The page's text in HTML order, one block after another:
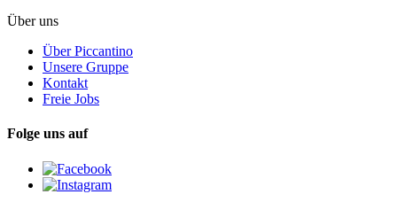
Über uns
Über Piccantino
Unsere Gruppe
Kontakt
Freie Jobs
Folge uns auf